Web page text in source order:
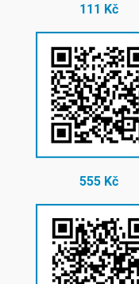
111 Kč
555 Kč